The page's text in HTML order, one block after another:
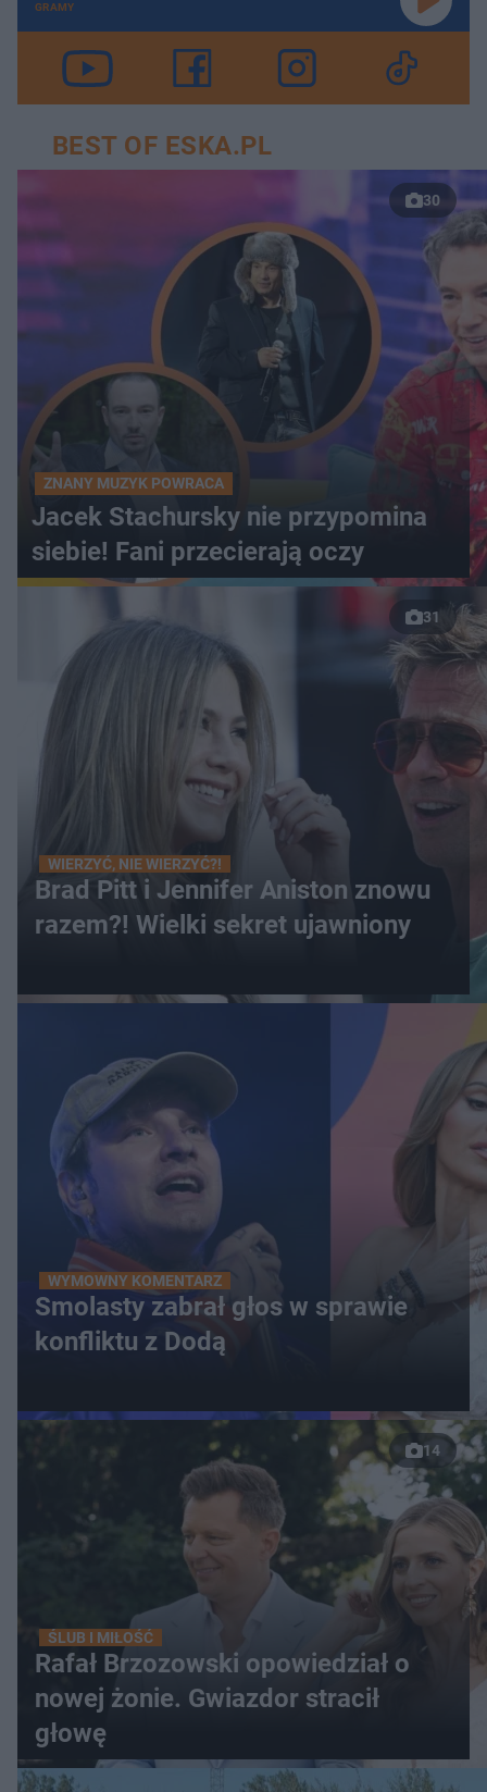
GRAMY
BEST OF ESKA.PL
30
ZNANY MUZYK POWRACA
Jacek Stachursky nie przypomina
siebie! Fani przecierają oczy
31
WIERZYĆ, NIE WIERZYĆ?!
Brad Pitt i Jennifer Aniston znowu
razem?! Wielki sekret ujawniony
WYMOWNY KOMENTARZ
Smolasty zabrał głos w sprawie
konfliktu z Dodą
14
ŚLUB I MIŁOŚĆ
Rafał Brzozowski opowiedział o
nowej żonie. Gwiazdor stracił
głowę